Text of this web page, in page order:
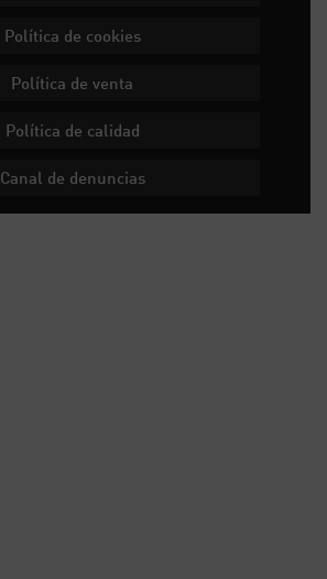
Política de cookies
Política de venta
Política de calidad
Canal de denuncias